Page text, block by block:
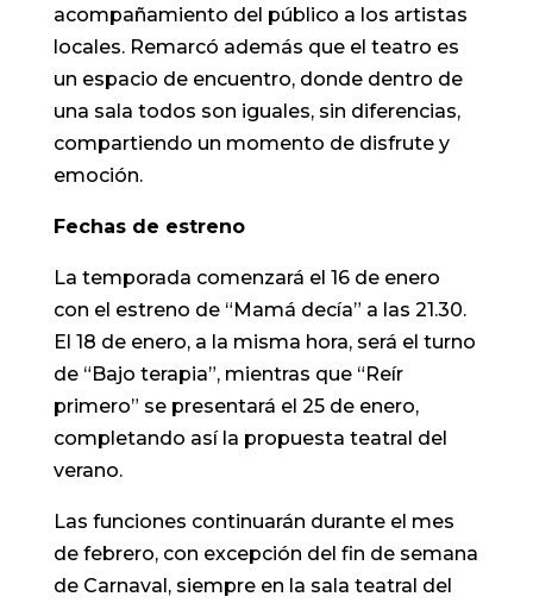
acompañamiento del público a los artistas
locales. Remarcó además que el teatro es
un espacio de encuentro, donde dentro de
una sala todos son iguales, sin diferencias,
compartiendo un momento de disfrute y
emoción.
Fechas de estreno
La temporada comenzará el 16 de enero
con el estreno de “Mamá decía” a las 21.30.
El 18 de enero, a la misma hora, será el turno
de “Bajo terapia”, mientras que “Reír
primero” se presentará el 25 de enero,
completando así la propuesta teatral del
verano.
Las funciones continuarán durante el mes
de febrero, con excepción del fin de semana
de Carnaval, siempre en la sala teatral del